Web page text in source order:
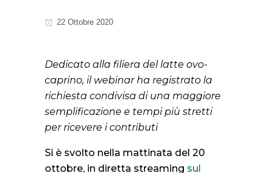
22 Ottobre 2020
Dedicato alla filiera del latte ovo-
caprino, il webinar ha registrato la
richiesta condivisa di una maggiore
semplificazione e tempi più stretti
per ricevere i contributi
Si è svolto nella mattinata del 20
ottobre, in diretta streaming sul